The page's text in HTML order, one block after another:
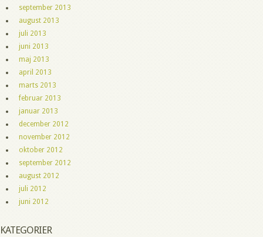
september 2013
august 2013
juli 2013
juni 2013
maj 2013
april 2013
marts 2013
februar 2013
januar 2013
december 2012
november 2012
oktober 2012
september 2012
august 2012
juli 2012
juni 2012
KATEGORIER